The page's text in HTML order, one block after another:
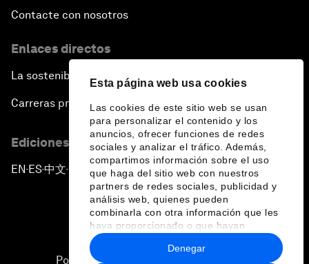
Esta página web usa cookies
Las cookies de este sitio web se usan
para personalizar el contenido y los
anuncios, ofrecer funciones de redes
sociales y analizar el tráfico. Además,
compartimos información sobre el uso
que haga del sitio web con nuestros
partners de redes sociales, publicidad y
análisis web, quienes pueden
combinarla con otra información que les
haya proporcionado o que hayan
recopilado a partir del uso que haya
hecho de sus servicios.
Denegar
Contacte con nosotros
Enlaces directos
La sostenibilidad en el Foro
Carreras profesionales
Ediciones en otros idiomas
EN ▪ES▪中文▪ 日本語
Política de privacidad y normas de uso